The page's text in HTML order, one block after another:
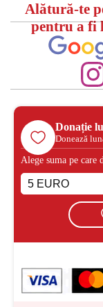
Alătură-te
pentru a fi
Donație
Donează
Alege suma pe care